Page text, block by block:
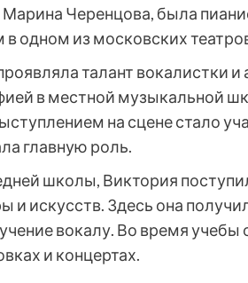
Марина Черенцова, была
одном из московских
талант вокалистки
в местной музыкальной
на сцене стало
главную роль.
школы, Виктория
и искусств. Здесь она
вокалу. Во время учебы
и концертах.